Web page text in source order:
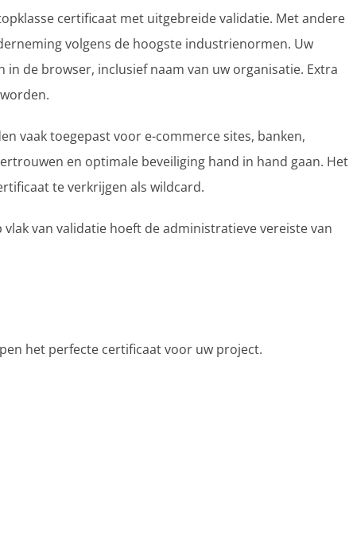
certificaat met uitgebreide validatie. Met andere
volgens de hoogste industrienormen. Uw
de browser, inclusief naam van uw organisatie. Extra
vaak toegepast voor e-commerce sites, banken,
en optimale beveiliging hand in hand gaan. Het
te verkrijgen als wildcard.
van validatie hoeft de administratieve vereiste van
het perfecte certificaat voor uw project.